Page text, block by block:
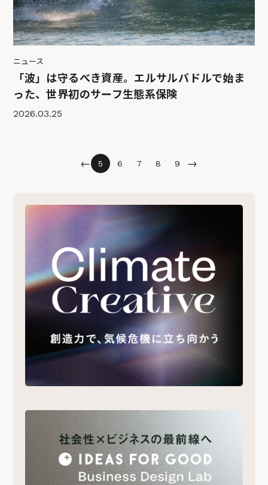
ニュース
「波」は守るべき資産。エルサルバドルで始ま
った、世界初のサーフ生態系保険
2026.03.25
← 5 6 7 8 9 →